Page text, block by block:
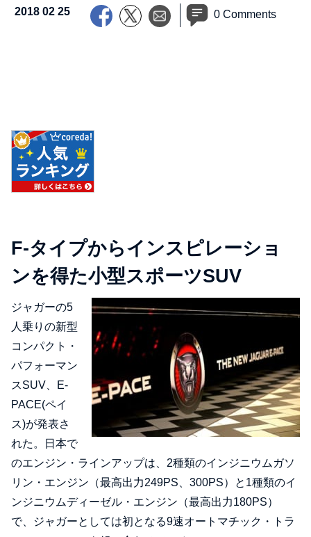
2018 02 25 0 Comments
F-タイプからインスピレーショ
ンを得た小型スポーツSUV
ジャガーの5
人乗りの新型
コンパクト・
パフォーマン
スSUV、E-
PACE(ペイ
ス)が発表さ
れた。日本で
のエンジン・ラインアップは、2種類のインジニウムガソ
リン・エンジン（最高出力249PS、300PS）と1種類のイ
ンジニウムディーゼル・エンジン（最高出力180PS）
で、ジャガーとしては初となる9速オートマチック・トラ